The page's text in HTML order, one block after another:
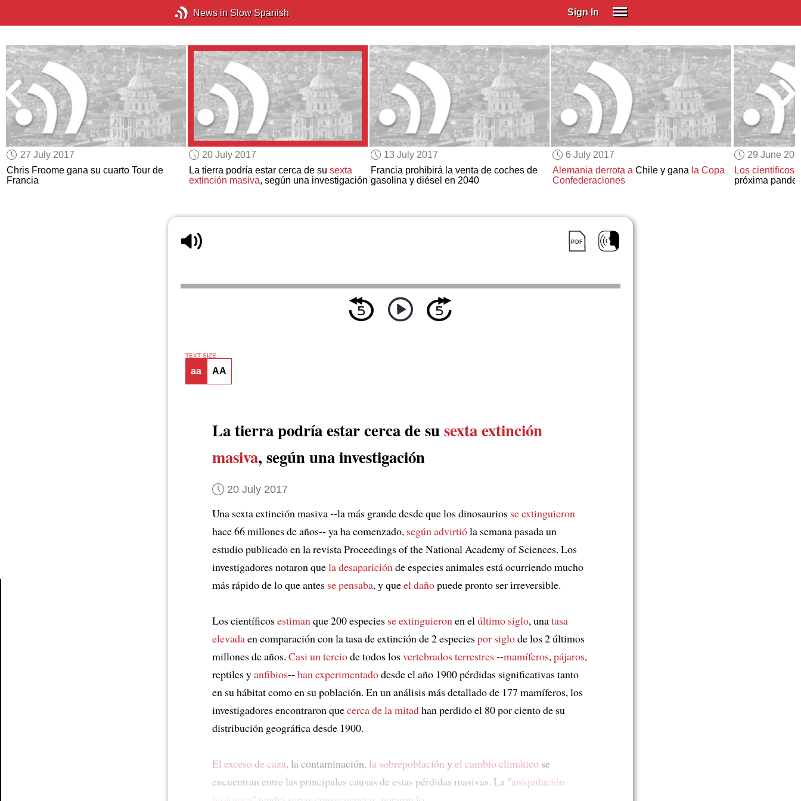
News in Slow Spanish Sign In
Spanish (Spain)
Spanish (Latino)
SUBSCRIBE
EDUCATIONAL LICENSES
GIFT CARDS
OTHER LANGUAGES
27 July 2017
Chris Froome gana su cuarto Tour de
Francia
20 July 2017
La tierra podría estar cerca de su sexta
extinción masiva, según una investigación
13 July 2017
Francia prohibirá la venta de coches de
gasolina y diésel en 2040
6 July 2017
Alemania derrota aChile y gana la Copa
Confederaciones
29 June
Los científicos
próxima
TEXT SIZE
aa AA
La tierra podría estar cerca de susexta extinción
masiva, según una investigación
20 July 2017
Una sexta extinción masiva --la más grande desde que los dinosaurios se extinguieron
hace 66 millones de años-- ya ha comenzado, según advirtióla semana pasada un
estudio publicado en la revista Proceedings of the National Academy of Sciences. Los
investigadores notaron quela desapariciónde especies animales está ocurriendo mucho
más rápido de lo que antes se pensaba, y queel dañopuede pronto ser irreversible.
Los científicosestimanque 200 especies se extinguieronen elúltimo siglo, unatasa
elevadaen comparación con la tasa de extinción de 2 especiespor siglode los 2 últimos
millones de años. Casi un terciode todos losvertebrados terrestres--mamíferos,pájaros,
reptiles yanfibios-- han experimentadodesde el año 1900 pérdidas significativas tanto
en su hábitat como en su población. En un análisis más detallado de 177 mamíferos, los
investigadores encontraron quecerca de la mitadhan perdido el 80 por ciento de su
distribución geográfica desde 1900.
El exceso de caza, la contaminación, la sobrepoblación y el cambio climático se
encuentran entre las principales causas de estas pérdidas masivas. La "aniquilación